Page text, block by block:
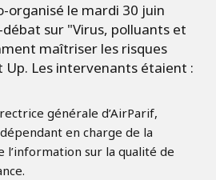
organisé le mardi 30 juin
sur "Virus, polluants et
maîtriser les risques
Up. Les intervenants étaient :
générale d’AirParif,
en charge de la
l’information sur la qualité de